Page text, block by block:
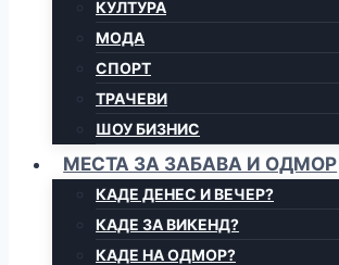
КУЛТУРА
МОДА
СПОРТ
ТРАЧЕВИ
ШОУ БИЗНИС
МЕСТА ЗА ЗАБАВА И ОДМОР
КАДЕ ДЕНЕС И ВЕЧЕР?
КАДЕ ЗА ВИКЕНД?
КАДЕ НА ОДМОР?